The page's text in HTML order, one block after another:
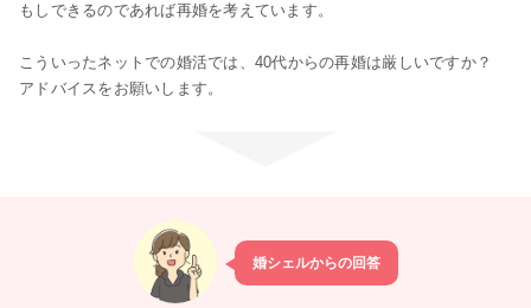
もしできるのであれば再婚を考えています。
こういったネットでの婚活では、40代からの再婚は厳しいですか？
アドバイスをお願いします。
婚シェルからの回答